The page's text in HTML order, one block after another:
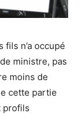
fils n’a occupé
ministre, pas
moins de
cette partie
profils